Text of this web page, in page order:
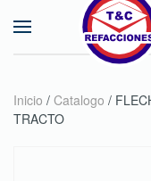
Skip to main
Inicio / Catalogo /
TRACTO